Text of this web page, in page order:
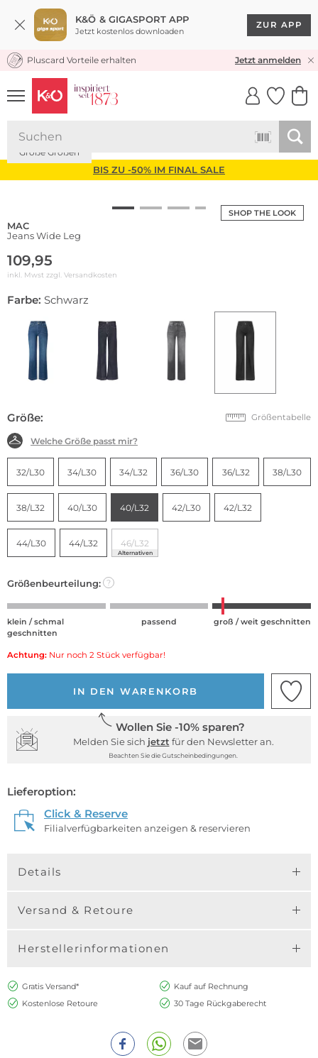
K&Ö & GIGASPORT APP
Jetzt kostenlos downloaden
ZUR APP
KOSTENLOSER VERSAND* & RÜCKVERSAND
Pluscard Vorteile erhalten Jetzt anmelden
UNSERE APP
CLICK &
BIS ZU -50% IM FINAL SALE
SHOP THE LOOK
Große Größen
MAC
Jeans Wide Leg
109,95
inkl. Mwst zzgl. Versandkosten
Farbe: Schwarz
Größe: Größentabelle
Welche Größe passt mir?
32/L30 34/L30 34/L32 36/L30 36/L32 38/L30
38/L32 40/L30 40/L32 42/L30 42/L32
44/L30 44/L32 46/L32
Alternativen
Größenbeurteilung: ?
klein / schmal
geschnitten
passend groß / weit geschnitten
Achtung: Nur noch 2 Stück verfügbar!
IN DEN WARENKORB
Wollen Sie -10% sparen?
Melden Sie sich jetzt für den Newsletter an.
Beachten Sie die Gutscheinbedingungen.
Lieferoption:
Click & Reserve
Filialverfügbarkeiten anzeigen & reservieren
Details
Versand & Retoure
Herstellerinformationen
Gratis Versand*
Kauf auf Rechnung
Kostenlose Retoure
30 Tage Rückgaberecht